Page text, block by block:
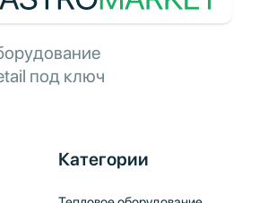
под ключ
Категории